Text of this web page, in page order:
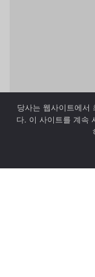
당사는 웹사이트에서
다. 이 사이트를 계속